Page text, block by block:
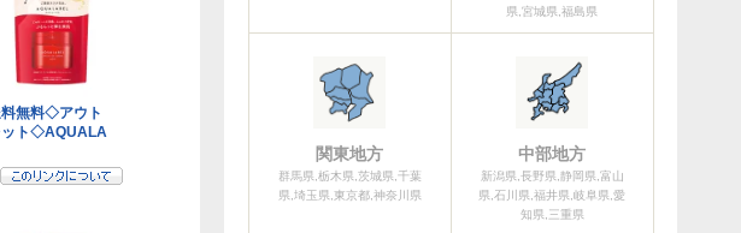
県,宮城県,福島県
関東地方
群馬県,栃木県,茨城県,千葉
県,埼玉県,東京都,神奈川県
中部地方
新潟県,長野県,静岡県,富山
県,石川県,福井県,岐阜県,愛
知県,三重県